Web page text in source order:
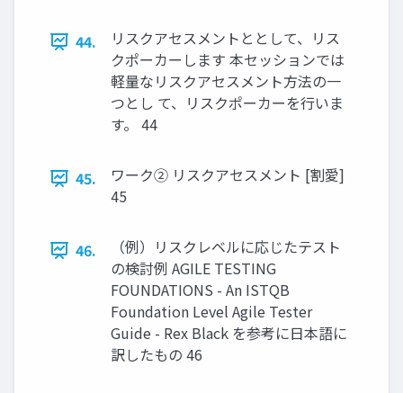
44.
リスクアセスメントととして、リス
クポーカーします 本セッションでは
軽量なリスクアセスメント方法の一
つとし て、リスクポーカーを行いま
す。 44
45.
ワーク② リスクアセスメント [割愛]
45
46.
（例）リスクレベルに応じたテスト
の検討例 AGILE TESTING
FOUNDATIONS - An ISTQB
Foundation Level Agile Tester
Guide - Rex Black を参考に日本語に
訳したもの 46